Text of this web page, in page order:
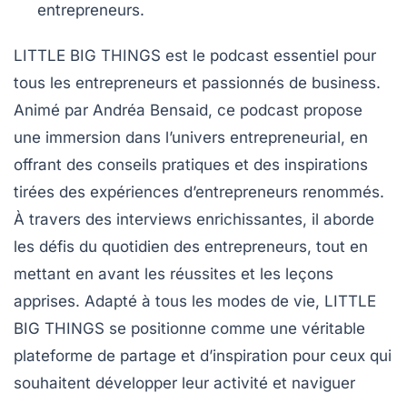
entrepreneurs.
LITTLE BIG THINGS est le podcast essentiel pour
tous les entrepreneurs et passionnés de business.
Animé par Andréa Bensaid, ce podcast propose
une immersion dans l’univers entrepreneurial, en
offrant des conseils pratiques et des inspirations
tirées des expériences d’entrepreneurs renommés.
À travers des interviews enrichissantes, il aborde
les défis du quotidien des entrepreneurs, tout en
mettant en avant les réussites et les leçons
apprises. Adapté à tous les modes de vie, LITTLE
BIG THINGS se positionne comme une véritable
plateforme de partage et d’inspiration pour ceux qui
souhaitent développer leur activité et naviguer